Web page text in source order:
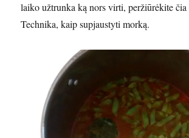
laiko užtrunka ką nors virti, peržiūrėkite čia
Technika, kaip supjaustyti morką.